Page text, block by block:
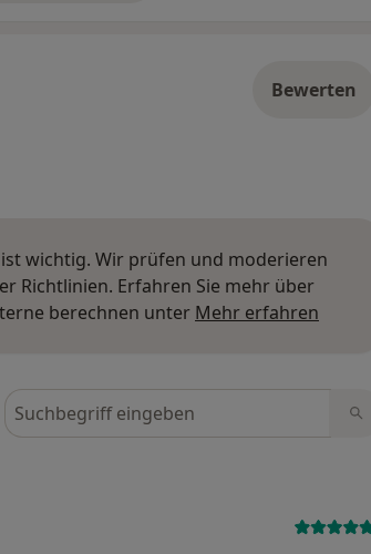
Bewerten
wichtig. Wir prüfen und moderieren
Richtlinien. Erfahren Sie mehr über
berechnen unter Mehr erfahren
Bewertungen durchsuchen